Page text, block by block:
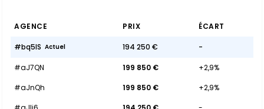
AGENCE PRIX ÉCART
#bq5IS Actuel 194 250 € -
#aJ7QN 199 850 €
+2,9%
#aJnQh
199 850 €
+2,9%